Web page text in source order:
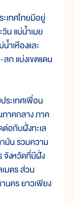
เทศไทยมีอยู่
น แม่น้ำเมย
ำเหืองและ
ลก แบ่งเขตแดน
ะเทศเพื่อน
ภาคกลาง ภาค
อกับฝั่งทะเล
มัน รวมความ
จังหวัดที่มีฝั่ง
มตร ส่วน
นคร ยาวเพียง